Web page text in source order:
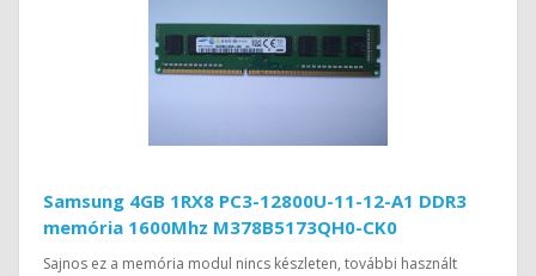
Samsung 4GB 1RX8 PC3-12800U-11-12-A1 DDR3
memória 1600Mhz M378B5173QH0-CK0
Sajnos ez a memória modul nincs készleten, további használt